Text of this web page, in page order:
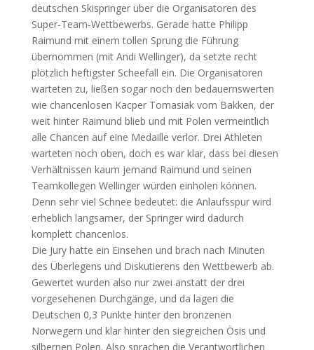
deutschen Skispringer über die Organisatoren des
Super-Team-Wettbewerbs. Gerade hatte Philipp
Raimund mit einem tollen Sprung die Führung
übernommen (mit Andi Wellinger), da setzte recht
plötzlich heftigster Scheefall ein. Die Organisatoren
warteten zu, ließen sogar noch den bedauernswerten
wie chancenlosen Kacper Tomasiak vom Bakken, der
weit hinter Raimund blieb und mit Polen vermeintlich
alle Chancen auf eine Medaille verlor. Drei Athleten
warteten noch oben, doch es war klar, dass bei diesen
Verhältnissen kaum jemand Raimund und seinen
Teamkollegen Wellinger würden einholen können.
Denn sehr viel Schnee bedeutet: die Anlaufsspur wird
erheblich langsamer, der Springer wird dadurch
komplett chancenlos.
Die Jury hatte ein Einsehen und brach nach Minuten
des Überlegens und Diskutierens den Wettbewerb ab.
Gewertet wurden also nur zwei anstatt der drei
vorgesehenen Durchgänge, und da lagen die
Deutschen 0,3 Punkte hinter den bronzenen
Norwegern und klar hinter den siegreichen Ösis und
silbernen Polen. Also sprachen die Verantwortlichen